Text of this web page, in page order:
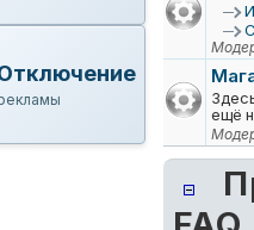
ещё